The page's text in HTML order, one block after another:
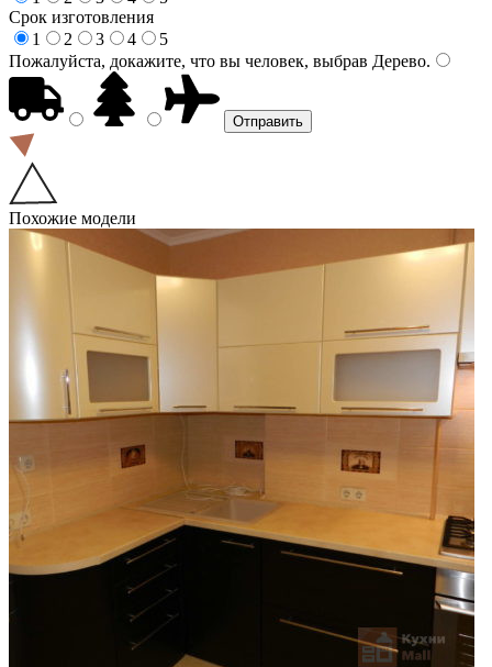
Срок изготовления
1
2 3 4
5
Пожалуйста, докажите, что вы человек, выбрав Дерево.
Похожие модели